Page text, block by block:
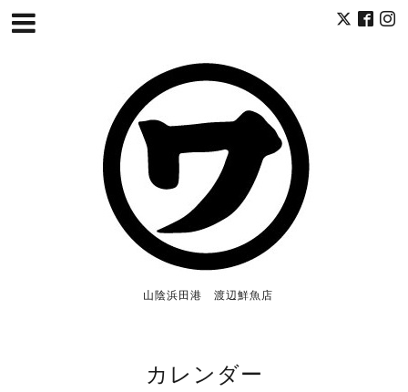
山陰浜田港 渡辺鮮魚店
カレンダー